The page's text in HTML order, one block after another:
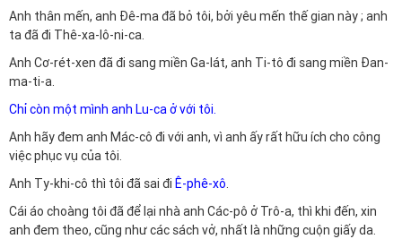
Anh thân mến, anh Đê-ma đã bỏ tôi, bởi yêu mến thế gian này ; anh
ta đã đi Thê-xa-lô-ni-ca.
Anh Cơ-rét-xen đã đi sang miền Ga-lát, anh Ti-tô đi sang miền Đan-
ma-ti-a.
Chỉ còn một mình anh Lu-ca ở với tôi.
Anh hãy đem anh Mác-cô đi với anh, vì anh ấy rất hữu ích cho công
việc phục vụ của tôi.
Anh Ty-khi-cô thì tôi đã sai đi Ê-phê-xô.
Cái áo choàng tôi đã để lại nhà anh Các-pô ở Trô-a, thì khi đến, xin
anh đem theo, cũng như các sách vở, nhất là những cuộn giấy da.